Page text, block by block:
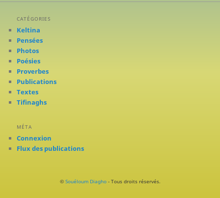
CATÉGORIES
Keltina
Pensées
Photos
Poésies
Proverbes
Publications
Textes
Tifinaghs
MÉTA
Connexion
Flux des publications
© Souéloum Diagho- Tous droits réservés.